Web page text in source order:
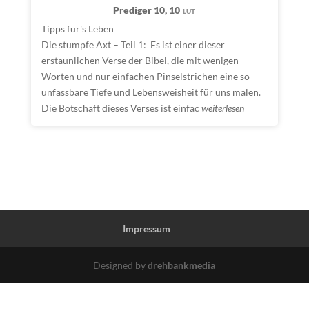
Prediger 10, 10 LUT
Tipps für's Leben
Die stumpfe Axt – Teil 1: Es ist einer dieser
erstaunlichen Verse der Bibel, die mit wenigen
Worten und nur einfachen Pinselstrichen eine so
unfassbare Tiefe und Lebensweisheit für uns malen.
Die Botschaft dieses Verses ist einfac weiterlesen
Impressum
Designed bydrehbankmedia